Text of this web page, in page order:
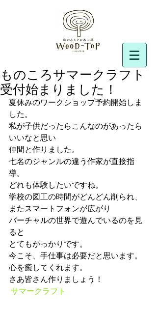
ものころサマークラフト
受付始まりました！
夏休みのワークショップ予約開始しま
した。
私が子供だったらこんなのがあったら
いいなと思い
仲間と作りました。
七名のジャンルの違う作家が直接指
導。
どれも体験したいですね。
学校の図工の時間がどんどん削られ、
またスマートフォンが広がり
バーチャルの世界で遊んでいるのを見
ると
とてもがっかりです。
今こそ、手仕事は必要だと思います。
心を癒してくれます。
さあ皆さん作りましょう！
サマークラフト